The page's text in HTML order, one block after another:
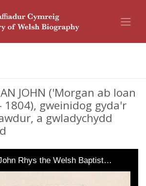
JOHN ('Morgan ab Ioan
1804), gweinidog gyda'r
a gwladychydd
Rhys the Welsh Baptist…